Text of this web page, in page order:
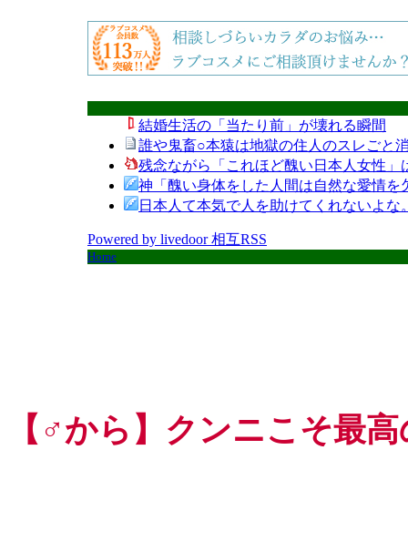
結婚生活の「当たり前」が壊れる瞬間
誰や鬼畜○本猿は地獄の住人のスレごと
残念ながら「これほど醜い日本人女性
神「醜い身体をした人間は自然な愛情を
日本人て本気で人を助けてくれないよ
Powered by livedoor 相互RSS
Home
【♂から】クンニこそ最